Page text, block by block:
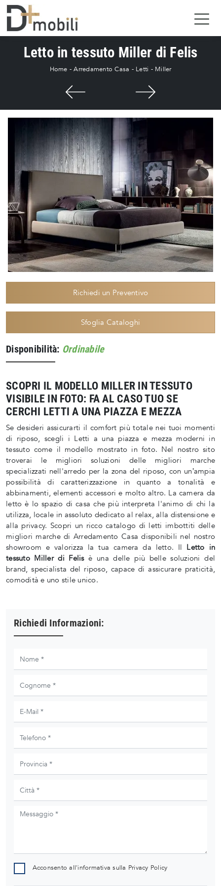
Letto in tessuto Miller di Felis
Home -Arredamento Casa - Letti - Miller
Richiedi un Preventivo
Sfoglia Cataloghi
Disponibilità: Ordinabile
SCOPRI IL MODELLO MILLER IN TESSUTO
VISIBILE IN FOTO: FA AL CASO TUO SE
CERCHI LETTI A UNA PIAZZA E MEZZA
Se desideri assicurarti il comfort più totale nei tuoi momenti
di riposo, scegli i Letti a una piazza e mezza moderni in
tessuto come il modello mostrato in foto. Nel nostro sito
troverai le migliori soluzioni delle migliori marche
specializzati nell'arredo per la zona del riposo, con un’ampia
possibilità di caratterizzazione in quanto a tonalità e
abbinamenti, elementi accessori e molto altro. La camera da
letto è lo spazio di casa che più interpreta l'animo di chi la
utilizza, locale in assoluto dedicato al relax, alla distensione e
alla privacy. Scopri un ricco catalogo di letti imbottiti delle
migliori marche di Arredamento Casa disponibili nel nostro
showroom e valorizza la tua camera da letto. Il Letto in
tessuto Miller di Felisè una delle più belle soluzioni del
brand, specialista del riposo, capace di assicurare praticità,
comodità e uno stile unico.
Richiedi Informazioni:
Acconsento all'informativa sulla Privacy Policy